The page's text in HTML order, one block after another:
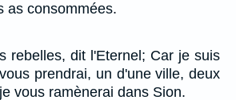
as consommées.
rebelles, dit l'Eternel; Car je suis
prendrai, un d'une ville, deux
vous ramènerai dans Sion.